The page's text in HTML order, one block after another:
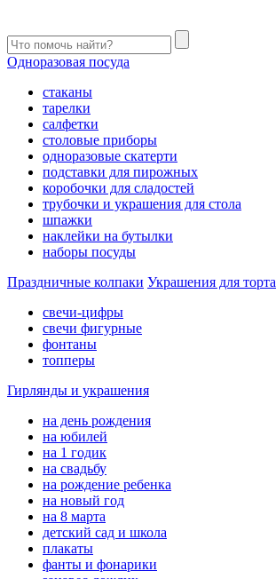
Одноразовая посуда
стаканы
тарелки
салфетки
столовые приборы
одноразовые скатерти
подставки для пирожных
коробочки для сладостей
трубочки и украшения для стола
шпажки
наклейки на бутылки
наборы посуды
Праздничные колпаки Украшения для торта
свечи-цифры
свечи фигурные
фонтаны
топперы
Гирлянды и украшения
на день рождения
на юбилей
на 1 годик
на свадьбу
на рождение ребенка
на новый год
на 8 марта
детский сад и школа
плакаты
фанты и фонарики